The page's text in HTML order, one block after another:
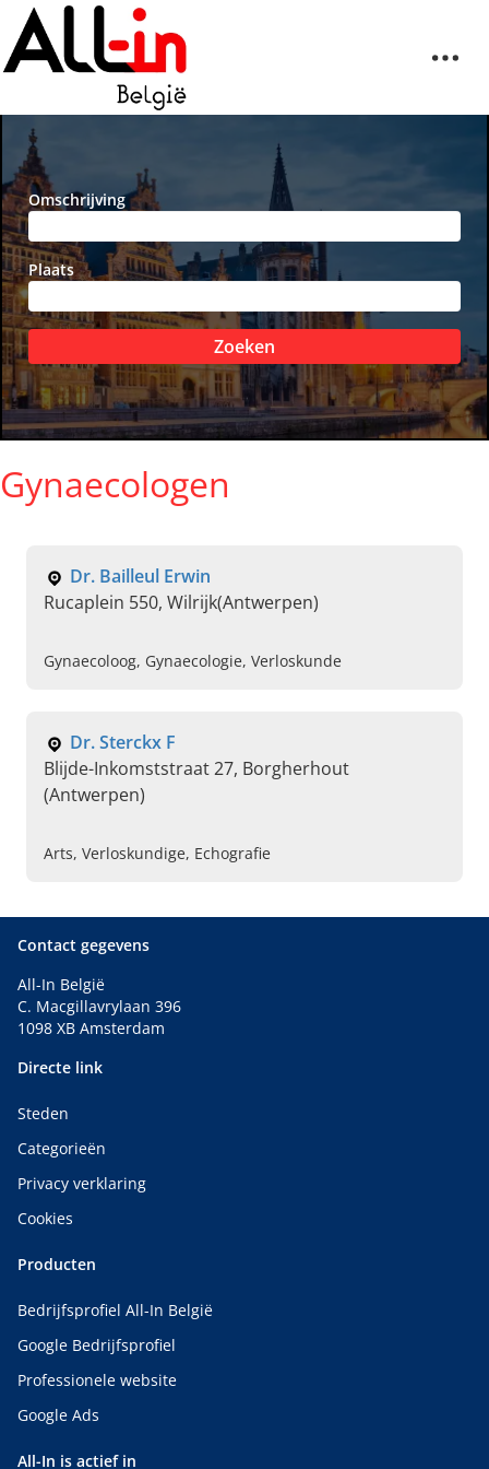
Omschrijving
Plaats
Zoeken
Gynaecologen
Dr. Bailleul Erwin
Rucaplein 550, Wilrijk(Antwerpen)
Gynaecoloog, Gynaecologie, Verloskunde
Dr. Sterckx F
Blijde-Inkomststraat 27, Borgherhout
(Antwerpen)
Arts, Verloskundige, Echografie
Contact gegevens
All-In België
C. Macgillavrylaan 396
1098 XB Amsterdam
Directe link
Steden
Categorieën
Privacy verklaring
Cookies
Producten
Bedrijfsprofiel All-In België
Google Bedrijfsprofiel
Professionele website
Google Ads
All-In is actief in